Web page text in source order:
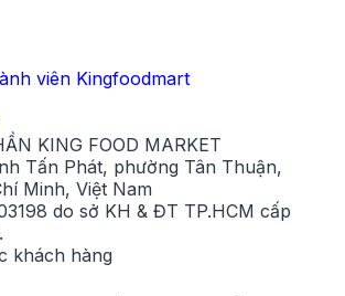
viên Kingfoodmart
KING FOOD MARKET
Tấn Phát, phường Tân Thuận,
Minh, Việt Nam
do sở KH & ĐT TP.HCM cấp
khách hàng